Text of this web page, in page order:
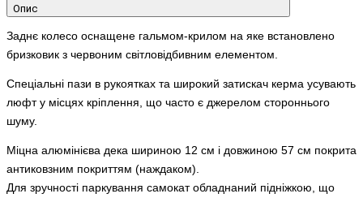
Опис
Заднє колесо оснащене гальмом-крилом на яке встановлено
бризковик з червоним світловідбивним елементом.
Спеціальні пази в рукоятках та широкий затискач керма усувають
люфт у місцях кріплення, що часто є джерелом стороннього
шуму.
Міцна алюмінієва дека шириною 12 см і довжиною 57 см покрита
антиковзним покриттям (наждаком).
Для зручності паркування самокат обладнаний підніжкою, що